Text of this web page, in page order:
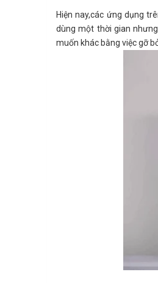
Hiện nay,các ứng dụng
dùng một thời gian
muốn khác bằng việc gỡ